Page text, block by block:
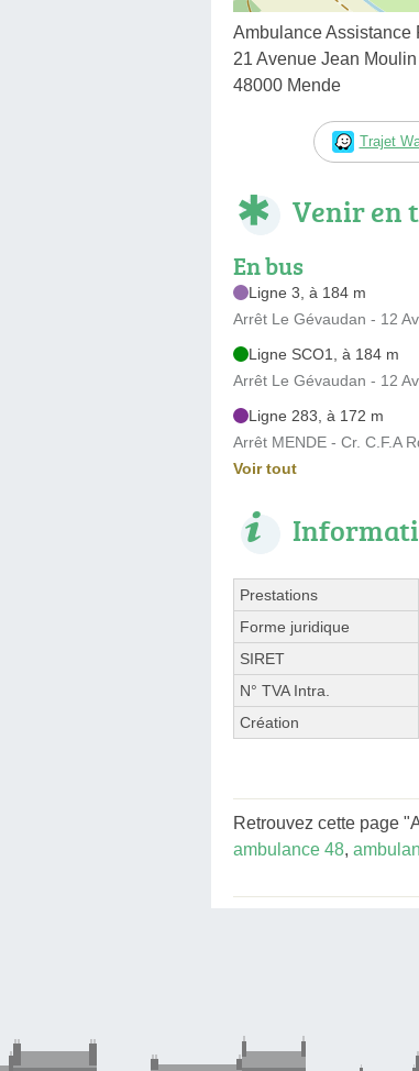
Ambulance Assistance
21 Avenue Jean Moulin
48000 Mende
Trajet
Venir en
En bus
Ligne 3, à 184 m
Arrêt Le Gévaudan - 12
Ligne SCO1, à 184 m
Arrêt Le Gévaudan - 12
Ligne 283, à 172 m
Arrêt MENDE - Cr. C.F.A
Voir tout
Prestations
Forme juridique
SIRET
N° TVA Intra.
Création
Retrouvez cette page
ambulance 48,